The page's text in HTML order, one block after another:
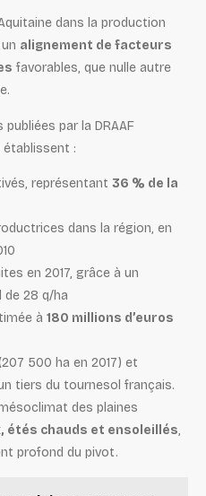
dans la production
alignement de facteurs
favorables, que nulle autre
par la DRAAF
:
représentant 36 % de la
dans la région, en
en 2017, grâce à un
de 28 q/ha
à 180 millions d’euros
500 ha en 2017) et
tiers du tournesol français.
des plaines
étés chauds et ensoleillés,
profond du pivot.